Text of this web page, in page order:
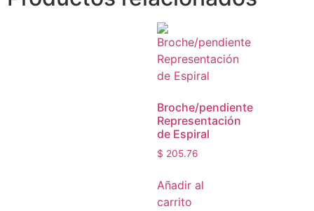
Broche/pendiente
Representación
de Espiral
$ 205.76
Añadir al
carrito